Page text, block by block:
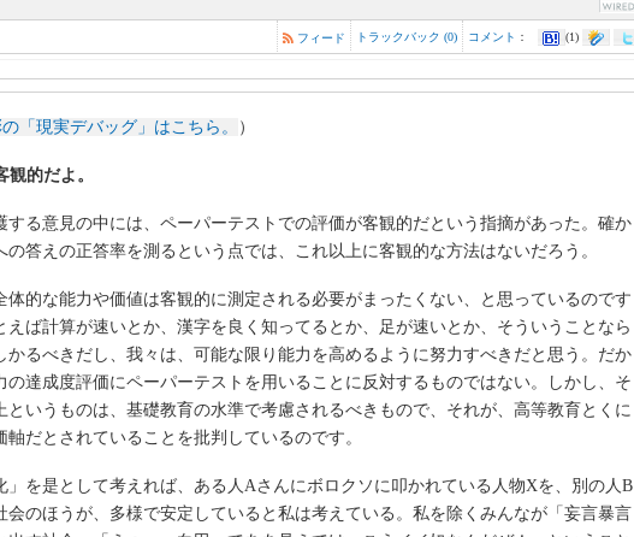
コメント ： (1)
トラックバック (0)
フィード
「現実デバッグ」はこちら。 ）
的だよ。
する意見の中には、ペーパーテストでの評価が客観的だという指摘があった。確か
の答えの正答率を測るという点では、これ以上に客観的な方法はないだろう。
体的な能力や価値は客観的に測定される必要がまったくない、と思っているのです
えば計算が速いとか、漢字を良く知ってるとか、足が速いとか、そういうことなら
かるべきだし、我々は、可能な限り能力を高めるように努力すべきだと思う。だか
の達成度評価にペーパーテストを用いることに反対するものではない。しかし、そ
というものは、基礎教育の水準で考慮されるべきもので、それが、高等教育とくに
だとされていることを批判しているのです。
」を是として考えれば、ある人Aさんにボロクソに叩かれている人物Xを、別の人B
会のほうが、多様で安定していると私は考えている。私を除くみんなが「妄言暴言